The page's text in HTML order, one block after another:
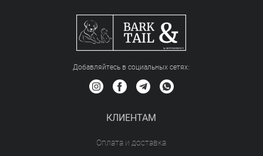
Добавляйтесь в социальных сетяx:
КЛИЕНТАМ
Оплата и доставка